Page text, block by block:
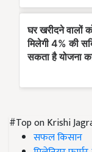
#Top on Krishi
सफल किसान